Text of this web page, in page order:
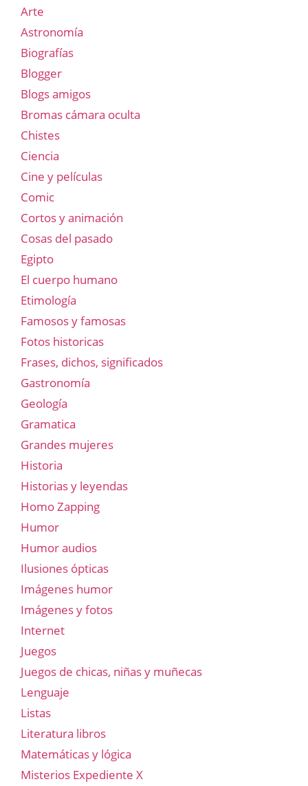
Arte
Astronomía
Biografías
Blogger
Blogs amigos
Bromas cámara oculta
Chistes
Ciencia
Cine y películas
Comic
Cortos y animación
Cosas del pasado
Egipto
El cuerpo humano
Etimología
Famosos y famosas
Fotos historicas
Frases, dichos, significados
Gastronomía
Geología
Gramatica
Grandes mujeres
Historia
Historias y leyendas
Homo Zapping
Humor
Humor audios
Ilusiones ópticas
Imágenes humor
Imágenes y fotos
Internet
Juegos
Juegos de chicas, niñas y muñecas
Lenguaje
Listas
Literatura libros
Matemáticas y lógica
Misterios Expediente X